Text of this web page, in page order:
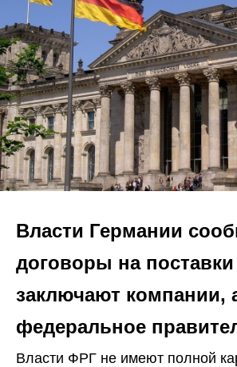
Власти Германии
договоры на поставки
заключают компании,
федеральное
Власти ФРГ не имеют полной